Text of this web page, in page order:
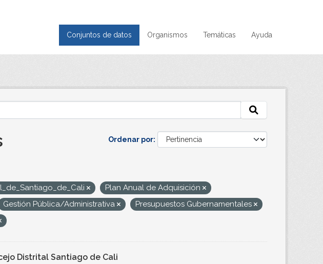
Conjuntos de datos Organismos Temáticas Ayuda
Ordenar por
Plan Anual de Adquisición
Gestión Pública/Administrativa
Presupuestos Gubernamentales
Distrital Santiago de Cali